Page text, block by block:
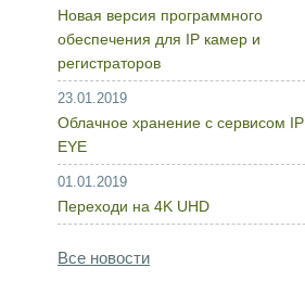
Новая версия программного
обеспечения для IP камер и
регистраторов
23.01.2019
Облачное хранение с сервисом IP
EYE
01.01.2019
Переходи на 4K UHD
Все новости